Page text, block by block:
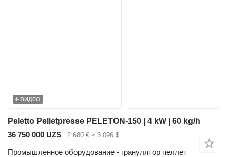
ВИДЕО
Peletto Pelletpresse PELETON-150 | 4 kW | 60 kg/h
36 750 000 UZS
2 680 € ≈ 3 096 $
Промышленное оборудование - гранулятор пеллет